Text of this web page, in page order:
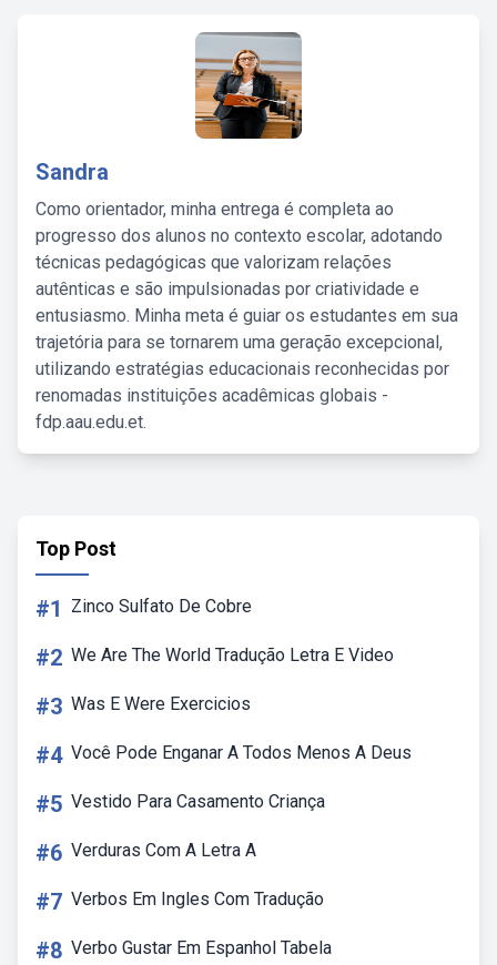
Sandra
Como orientador, minha entrega é completa ao
progresso dos alunos no contexto escolar, adotando
técnicas pedagógicas que valorizam relações
autênticas e são impulsionadas por criatividade e
entusiasmo. Minha meta é guiar os estudantes em sua
trajetória para se tornarem uma geração excepcional,
utilizando estratégias educacionais reconhecidas por
renomadas instituições acadêmicas globais -
fdp.aau.edu.et.
Top Post
#1 Zinco Sulfato De Cobre
#2 We Are The World Tradução Letra E Video
#3 Was E Were Exercicios
#4 Você Pode Enganar A Todos Menos A Deus
#5 Vestido Para Casamento Criança
#6 Verduras Com A Letra A
#7 Verbos Em Ingles Com Tradução
#8 Verbo Gustar Em Espanhol Tabela